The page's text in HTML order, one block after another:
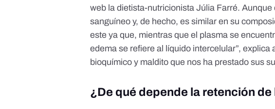
web la dietista-nutricionista Júlia Farré.
sanguíneo y, de hecho, es similar en su
este ya que, mientras que el plasma se
edema se refiere al líquido intercelular”,
bioquímico y maldito que nos ha prestado sus
¿De qué depende la retención